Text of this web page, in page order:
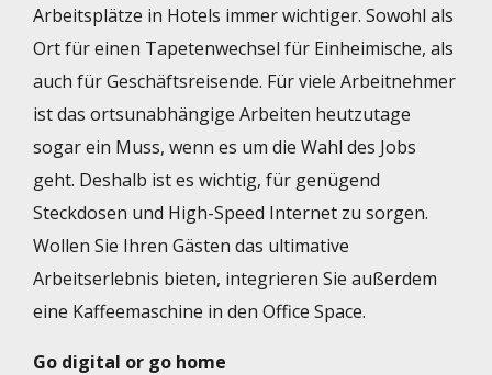
Arbeitsplätze in Hotels immer wichtiger. Sowohl als
Ort für einen Tapetenwechsel für Einheimische, als
auch für Geschäftsreisende. Für viele Arbeitnehmer
ist das ortsunabhängige Arbeiten heutzutage
sogar ein Muss, wenn es um die Wahl des Jobs
geht. Deshalb ist es wichtig, für genügend
Steckdosen und High-Speed Internet zu sorgen.
Wollen Sie Ihren Gästen das ultimative
Arbeitserlebnis bieten, integrieren Sie außerdem
eine Kaffeemaschine in den Office Space.
Go digital or go home